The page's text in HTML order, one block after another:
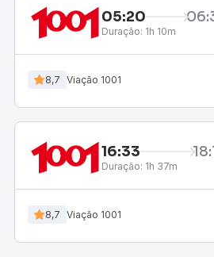
05:20
Duração: 1h 10m
8,7 Viação 1001
16:33
Duração: 1h 37m
8,7 Viação 1001